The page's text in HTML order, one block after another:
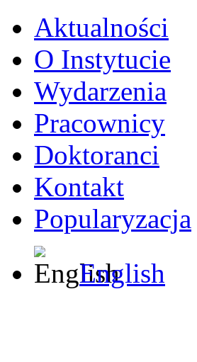
Aktualności
O Instytucie
Wydarzenia
Pracownicy
Doktoranci
Kontakt
Popularyzacja
English